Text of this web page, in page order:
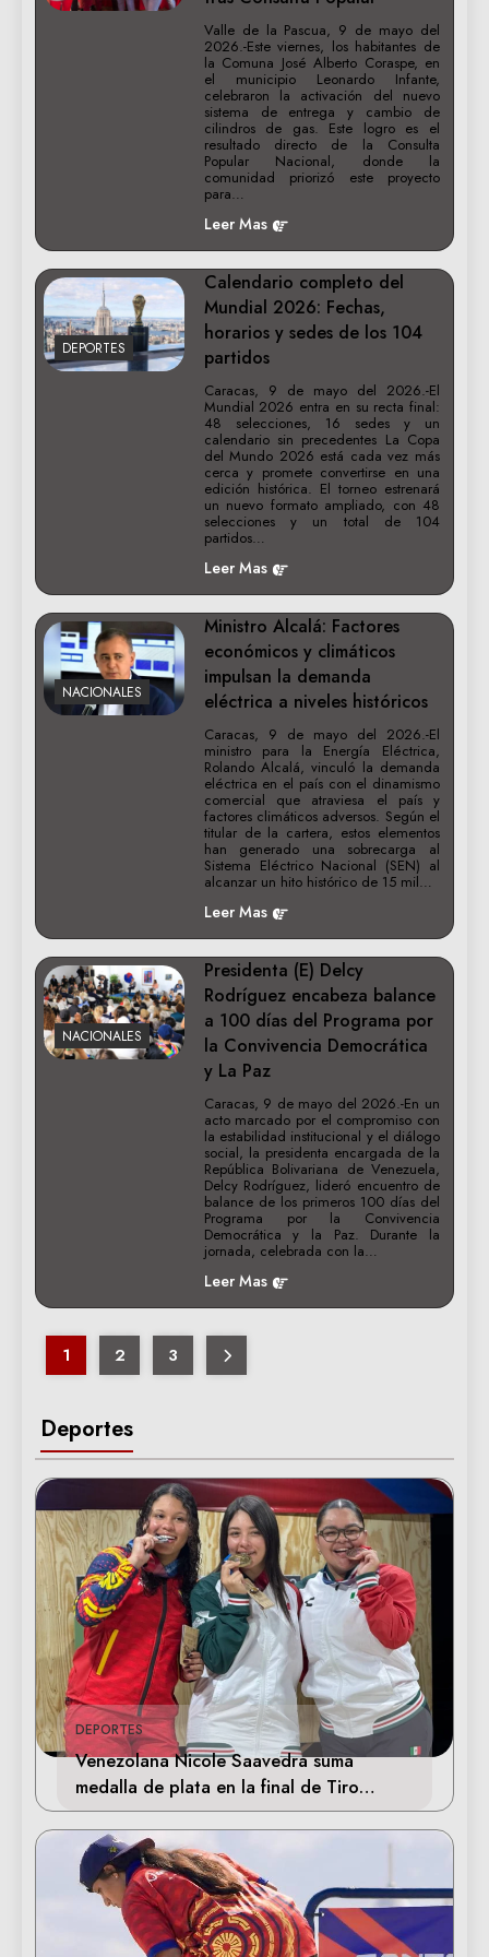
Deportes
DEPORTES
Venezolana Nicole Saavedra suma
medalla de plata en la final de Tiro
Deportivo
Valle de la Pascua, 9 de mayo del
2026.-Este viernes, los habitantes de
la Comuna José Alberto Coraspe, en
el municipio Leonardo Infante,
celebraron la activación del nuevo
sistema de entrega y cambio de
cilindros de gas. Este logro es el
resultado directo de la Consulta
Popular Nacional, donde la
comunidad priorizó este proyecto
para…
Leer Mas
DEPORTES
Calendario completo del
Mundial 2026: Fechas,
horarios y sedes de los 104
partidos
Caracas, 9 de mayo del 2026.-El
Mundial 2026 entra en su recta final:
48 selecciones, 16 sedes y un
calendario sin precedentes La Copa
del Mundo 2026 está cada vez más
cerca y promete convertirse en una
edición histórica. El torneo estrenará
un nuevo formato ampliado, con 48
selecciones y un total de 104
partidos…
Leer Mas
NACIONALES
Ministro Alcalá: Factores
económicos y climáticos
impulsan la demanda
eléctrica a niveles históricos
Caracas, 9 de mayo del 2026.-El
ministro para la Energía Eléctrica,
Rolando Alcalá, vinculó la demanda
eléctrica en el país con el dinamismo
comercial que atraviesa el país y
factores climáticos adversos. Según el
titular de la cartera, estos elementos
han generado una sobrecarga al
Sistema Eléctrico Nacional (SEN) al
alcanzar un hito histórico de 15 mil…
Leer Mas
NACIONALES
Presidenta (E) Delcy
Rodríguez encabeza balance
a 100 días del Programa por
la Convivencia Democrática
y La Paz
Caracas, 9 de mayo del 2026.-En un
acto marcado por el compromiso con
la estabilidad institucional y el diálogo
social, la presidenta encargada de la
República Bolivariana de Venezuela,
Delcy Rodríguez, lideró encuentro de
balance de los primeros 100 días del
Programa por la Convivencia
Democrática y la Paz. Durante la
jornada, celebrada con la…
Leer Mas
1 2 3